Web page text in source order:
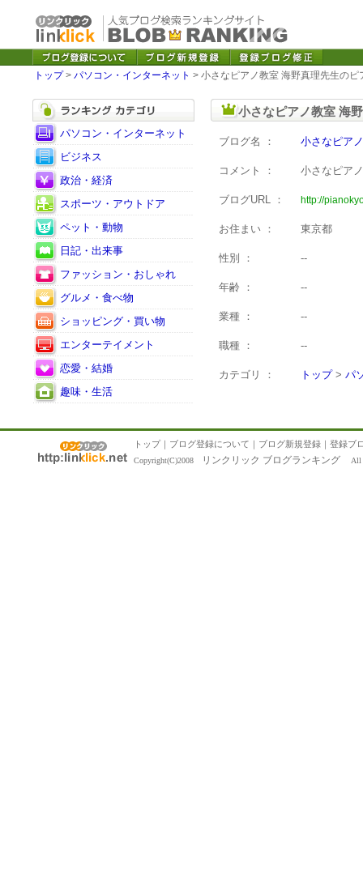
トップ> パソコン・インターネット > 小さなピアノ教室 海野真理先生のピ
パソコン・インターネット
ビジネス
政治・経済
スポーツ・アウトドア
ペット・動物
日記・出来事
ファッション・おしゃれ
グルメ・食べ物
ショッピング・買い物
エンターテイメント
恋愛・結婚
趣味・生活
小さなピアノ教室 海
ブログ名 ： 小さなピア
コメント ： 小さなピア
ブログURL ： http://
お住まい ： 東京都
性別 ： --
年齢 ： --
業種 ： --
職種 ： --
カテゴリ ： トップ> パ
トップ｜ ブログ登録について ｜ ブログ新規登録 ｜ 登録ブ
Copyright(C)2008 リンクリック ブログランキング All